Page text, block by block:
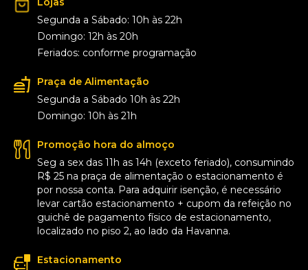
Segunda a Sábado: 10h às 22h
Domingo: 12h às 20h
Feriados: conforme programação
Praça de Alimentação
Segunda a Sábado 10h às 22h
Domingo: 10h às 21h
Promoção hora do almoço
Seg a sex das 11h as 14h (exceto feriado), consumindo
R$ 25 na praça de alimentação o estacionamento é
por nossa conta. Para adquirir isenção, é necessário
levar cartão estacionamento + cupom da refeição no
guichê de pagamento físico de estacionamento,
localizado no piso 2, ao lado da Havanna.
Estacionamento